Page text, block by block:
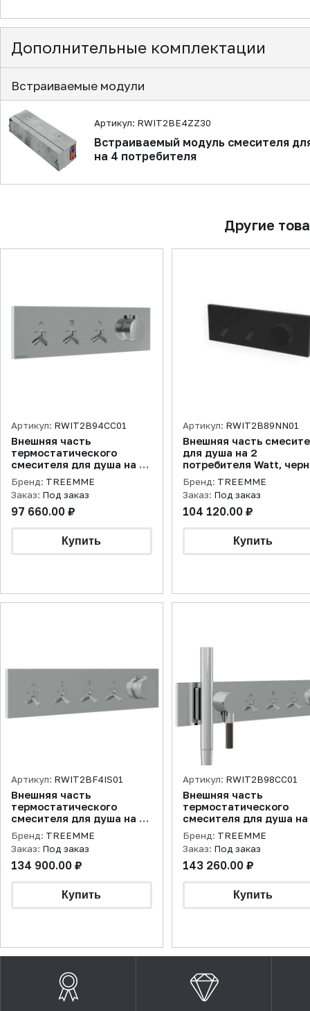
Дополнительные комплектации
Встраиваемые модули
Артикул: RWIT2BE4ZZ30
Встраиваемый модуль смесителя
на 4 потребителя
Другие
Артикул: RWIT2B94CC01
Внешняя часть
термостатического
смесителя для душа на 3
потребителя Watt, хром
Бренд: TREEMME
Заказ: Под заказ
97 660.00 ₽
Артикул: RWIT2B89NN01
Внешняя часть
для душа на 2
потребителя Watt,
матовый
Бренд: TREEMME
Заказ: Под заказ
104 120.00 ₽
Артикул: RWIT2BF4IS01
Внешняя часть
термостатического
смесителя для душа на 4
потребителя Watt,
нержавеющая сталь
брашированная
Бренд: TREEMME
Заказ: Под заказ
134 900.00 ₽
Артикул: RWIT2B98CC01
Внешняя часть
термостатического
смесителя для душа на
потребителя Watt, хром
Бренд: TREEMME
Заказ: Под заказ
143 260.00 ₽